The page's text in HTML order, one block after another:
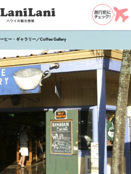
ーヒー・ギャラリー／Coffee Gallery